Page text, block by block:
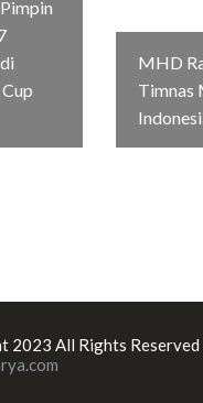
MHD
Timnas
2023 All Rights Reserved